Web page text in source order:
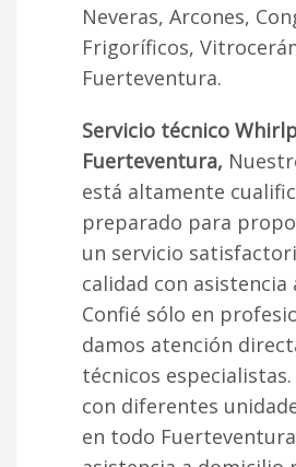
Neveras, Arcones,
Frigoríficos,
Fuerteventura.
Servicio técnico
Fuerteventura,
está altamente
preparado para
un servicio
calidad con asistencia
Confié sólo en
damos atención
técnicos
con diferentes
en todo